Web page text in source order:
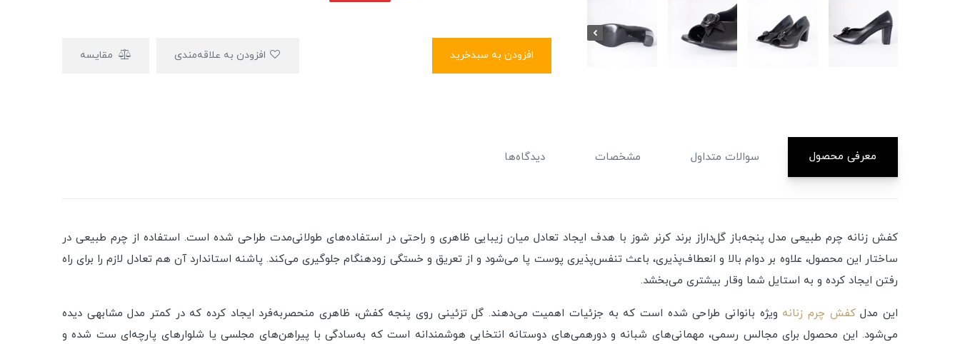
افزودن به سبدخرید مقایسه
معرفی محصول سوالات متداول مشخصات دیدگاه‌ها
کفش زنانه چرم طبیعی مدل پنجه‌باز گل‌داراز برند کرنر شوز با هدف ایجاد تعادل میان زیبایی ظاهری و راحتی در استفاده‌های طولانی‌مدت طراحی شده است. استفاده از چرم طبیعی در
ساختار این محصول، علاوه بر دوام بالا و انعطاف‌پذیری، باعث تنفس‌پذیری پوست پا می‌شود و از تعریق و خستگی زودهنگام جلوگیری می‌کند. پاشنه استاندارد آن هم تعادل لازم را برای راه
رفتن ایجاد کرده و به استایل شما وقار بیشتری می‌بخشد.
این مدلکفش چرم زنانه ویژه بانوانی طراحی شده است که به جزئیات اهمیت می‌دهند. گل تزئینی روی پنجه کفش، ظاهری منحصربه‌فرد ایجاد کرده که در کمتر مدل مشابهی دیده
می‌شود. این محصول برای مجالس رسمی، مهمانی‌های شبانه و دورهمی‌های دوستانه انتخابی هوشمندانه است که به‌سادگی با پیراهن‌های مجلسی یا شلوارهای پارچه‌ای ست شده و